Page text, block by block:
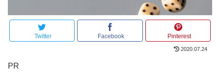
Twitter Facebook Pinterest
2020.07.24
PR